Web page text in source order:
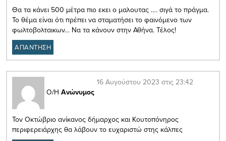
Θα τα κάνει 500 μέτρα πιο εκει ο μαλουτας …. σιγά το πράγμα.
Το θέμα είναι ότι πρέπει να σταματήσει το φαινόμενο των
φωλτοβολταικων… Να τα κάνουν στην Αθήνα. Τέλος!
ΑΠΑΝΤΗΣΗ
Ο/Η Ανώνυμος
16 Αυγούστου 2023 στις 23:42
Τον Οκτώβριο ανίκανος δήμαρχος και Κουτοπόνηρος
περιφερειάρχης θα λάβουν το ευχαριστώ στης κάλπες